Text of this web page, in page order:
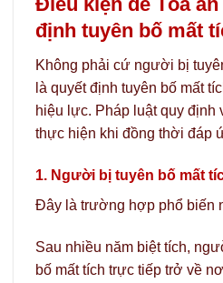
định tuyên bố mất
Không phải cứ người bị
là quyết định tuyên bố mất
hiệu lực. Pháp luật quy
thực hiện khi đồng thời đáp
1. Người bị tuyên bố mất
Đây là trường hợp phổ biến
Sau nhiều năm biệt tích,
bố mất tích trực tiếp trở về